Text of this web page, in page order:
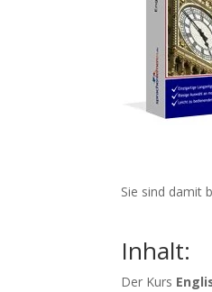
Sie sind damit
Inhalt:
Der Kurs